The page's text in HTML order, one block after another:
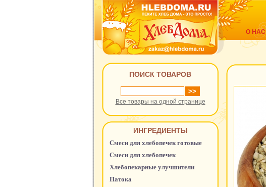
О НАС
ПОИСК ТОВАРОВ
Все товары на одной странице
ИНГРЕДИЕНТЫ
Смеси для хлебопечек готовые
Смеси для хлебопечек
Хлебопекарные улучшители
Патока